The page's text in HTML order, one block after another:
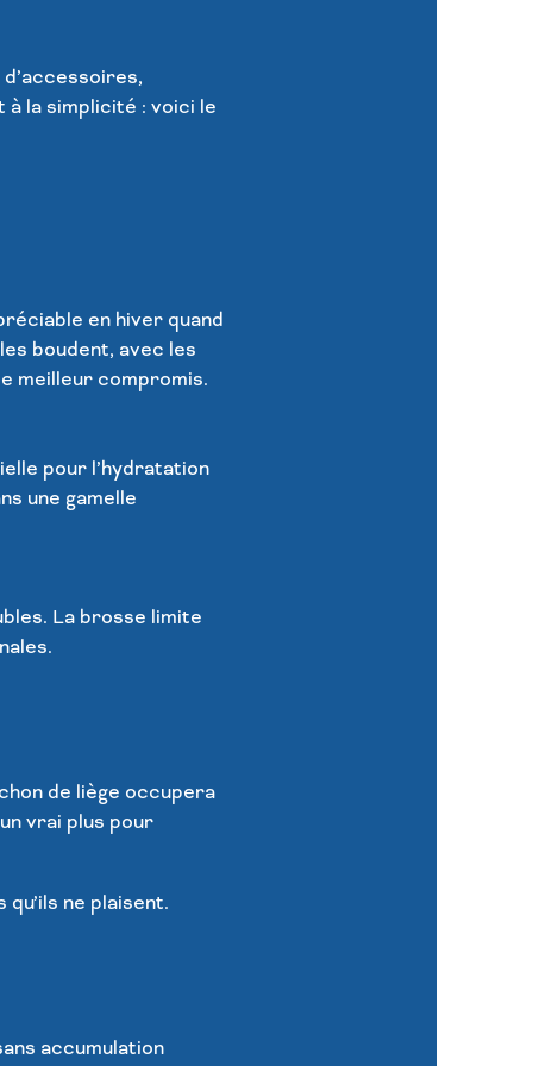
à la simplicité : voici le
en hiver quand
boudent, avec les
meilleur compromis.
pour l’hydratation
une gamelle
La brosse limite
de liège occupera
vrai plus pour
ne plaisent.
accumulation